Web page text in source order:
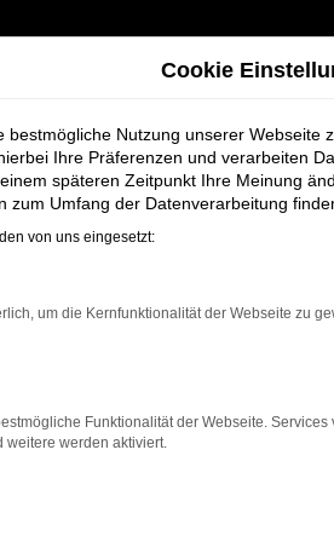
718 Spyder Gebrauchtwagen für Weyhe bei
für
die ein zuverlässiges
ist dieser Gebrauchtwagen
für längere Fahrten, der 718
Cookie
bestmögliche Nutzung unserer
Ihre Präferenzen und verarbeiten
späteren Zeitpunkt Ihre Meinung
zum Umfang der Datenverarbeitung
von uns eingesetzt:
um die Kernfunktionalität der Webseite zu
Funktionalität der Webseite.
weitere werden aktiviert.